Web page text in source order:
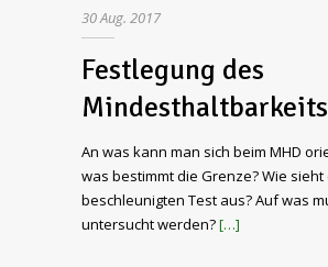
30Aug. 2017
Festlegung des
An was kann man sich beim MHD
was bestimmt die Grenze? Wie sieht
beschleunigten Test aus? Auf was
untersucht werden?[…]